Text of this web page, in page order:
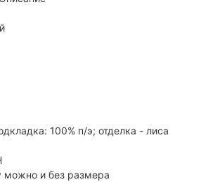
100% п/э; отделка - лиса
можно и без размера